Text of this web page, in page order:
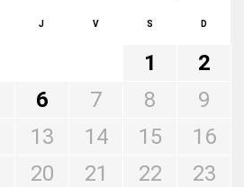
J V S D
1
2
6 7 8
9
13 14 15
16
20 21 22
23